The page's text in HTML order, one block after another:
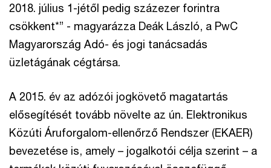
2018. július 1-jétől pedig százezer forintra
csökkent*” - magyarázza Deák László, a PwC
Magyarország Adó- és jogi tanácsadás
üzletágának cégtársa.
A 2015. év az adózói jogkövető magatartás
elősegítését tovább növelte az ún. Elektronikus
Közúti Áruforgalom-ellenőrző Rendszer (EKAER)
bevezetése is, amely – jogalkotói célja szerint – a